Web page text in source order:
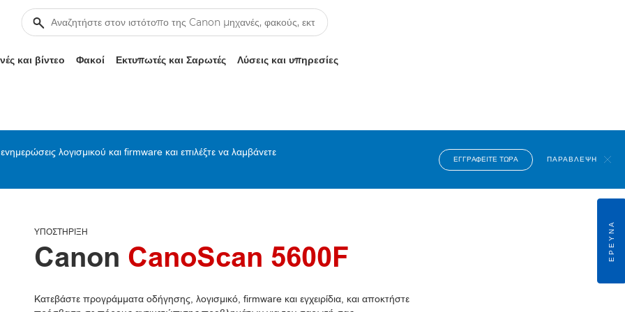
και βίντεο Φακοί Εκτυπωτές και Σαρωτές Λύσεις και υπηρεσίες
λογισμικού και firmware και επιλέξτε να λαμβάνετε
ΕΓΓΡΑΦΕΊΤΕ ΤΏΡΑ ΠΑΡΆΒΛΕΨΗ
ΥΠΟΣΤΉΡΙΞΗ
Canon CanoScan 5600F
Κατεβάστε προγράμματα οδήγησης, λογισμικό, firmware και εγχειρίδια, και αποκτήστε
ΈΡΕΥΝΑ